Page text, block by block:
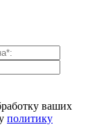
ваших
политику